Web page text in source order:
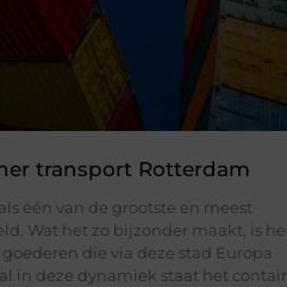
transport Rotterdam
één van de grootste en meest
Wat het zo bijzonder maakt, is
die via deze stad Europa
in deze dynamiek staat het